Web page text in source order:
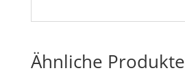
Ähnliche Produkte